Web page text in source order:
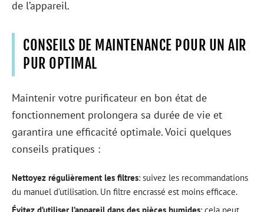
de l’appareil.
CONSEILS DE MAINTENANCE POUR UN AIR
PUR OPTIMAL
Maintenir votre purificateur en bon état de
fonctionnement prolongera sa durée de vie et
garantira une efficacité optimale. Voici quelques
conseils pratiques :
Nettoyez régulièrement les filtres: suivez les recommandations
du manuel d’utilisation. Un filtre encrassé est moins efficace.